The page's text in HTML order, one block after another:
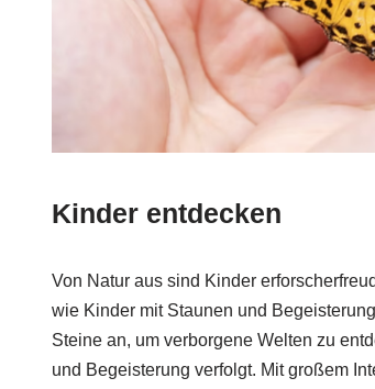
Kinder entdecken
Von Natur aus sind Kinder
wie Kinder mit Staunen und
Steine an, um verborgene Welten zu
und Begeisterung verfolgt. Mit großem